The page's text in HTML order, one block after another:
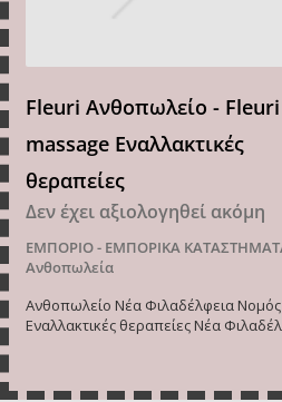
Fleuri Ανθοπωλείο - Fleuri
massage Εναλλακτικές
θεραπείες
Δεν έχει αξιολογηθεί ακόμη
ΕΜΠΟΡΙΟ - ΕΜΠΟΡΙΚΑ
Ανθοπωλεία
Ανθοπωλείο Νέα Φιλαδέλφεια
Εναλλακτικές θεραπείες Νέα